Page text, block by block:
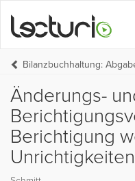
Bilanzbuchhaltung:
Änderungs-
Berichtigung